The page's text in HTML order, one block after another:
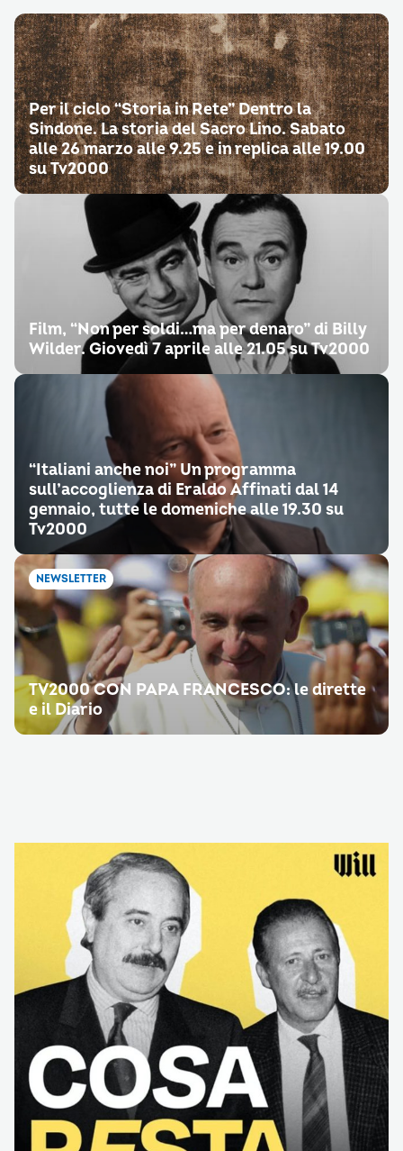
Per il ciclo “Storia in Rete” Dentro la
Sindone. La storia del Sacro Lino. Sabato
alle 26 marzo alle 9.25 e in replica alle 19.00
su Tv2000
Film, “Non per soldi…ma per denaro” di Billy
Wilder. Giovedì 7 aprile alle 21.05 su Tv2000
“Italiani anche noi” Un programma
sull’accoglienza di Eraldo Affinati dal 14
gennaio, tutte le domeniche alle 19.30 su
Tv2000
NEWSLETTER
TV2000 CON PAPA FRANCESCO: le dirette
e il Diario